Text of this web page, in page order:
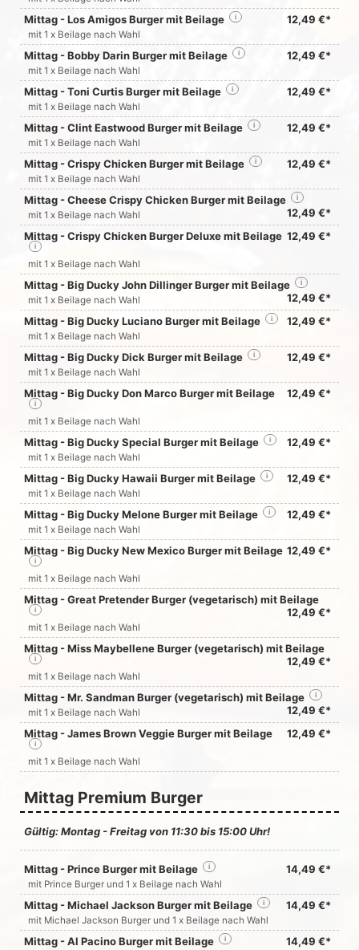
Mittag - Los Amigos Burger mit Beilage 12,49 €*
i
mit 1 x Beilage nach Wahl
Mittag - Bobby Darin Burger mit Beilage 12,49 €*
i
mit 1 x Beilage nach Wahl
Mittag - Toni Curtis Burger mit Beilage 12,49 €*
i
mit 1 x Beilage nach Wahl
Mittag - Clint Eastwood Burger mit Beilage 12,49 €*
i
mit 1 x Beilage nach Wahl
Mittag - Crispy Chicken Burger mit Beilage 12,49 €*
i
mit 1 x Beilage nach Wahl
Mittag - Cheese Crispy Chicken Burger mit Beilage
12,49 €*
i
mit 1 x Beilage nach Wahl
Mittag - Crispy Chicken Burger Deluxe mit Beilage 12,49 €*
i
mit 1 x Beilage nach Wahl
Mittag - Big Ducky John Dillinger Burger mit Beilage
12,49 €*
i
mit 1 x Beilage nach Wahl
Mittag - Big Ducky Luciano Burger mit Beilage 12,49 €*
i
mit 1 x Beilage nach Wahl
Mittag - Big Ducky Dick Burger mit Beilage 12,49 €*
i
mit 1 x Beilage nach Wahl
Mittag - Big Ducky Don Marco Burger mit Beilage 12,49 €*
i
mit 1 x Beilage nach Wahl
Mittag - Big Ducky Special Burger mit Beilage 12,49 €*
i
mit 1 x Beilage nach Wahl
Mittag - Big Ducky Hawaii Burger mit Beilage 12,49 €*
i
mit 1 x Beilage nach Wahl
Mittag - Big Ducky Melone Burger mit Beilage 12,49 €*
i
mit 1 x Beilage nach Wahl
Mittag - Big Ducky New Mexico Burger mit Beilage 12,49 €*
i
mit 1 x Beilage nach Wahl
Mittag - Great Pretender Burger (vegetarisch) mit Beilage
12,49 €*
i
mit 1 x Beilage nach Wahl
Mittag - Miss Maybellene Burger (vegetarisch) mit Beilage
12,49 €*
i
mit 1 x Beilage nach Wahl
Mittag - Mr. Sandman Burger (vegetarisch) mit Beilage
12,49 €*
i
mit 1 x Beilage nach Wahl
Mittag - James Brown Veggie Burger mit Beilage 12,49 €*
i
mit 1 x Beilage nach Wahl
Mittag Premium Burger
Gültig: Montag - Freitag von 11:30 bis 15:00 Uhr!
Mittag - Prince Burger mit Beilage 14,49 €*
i
mit Prince Burger und 1 x Beilage nach Wahl
Mittag - Michael Jackson Burger mit Beilage 14,49 €*
i
mit Michael Jackson Burger und 1 x Beilage nach Wahl
Mittag - Al Pacino Burger mit Beilage 14,49 €*
i